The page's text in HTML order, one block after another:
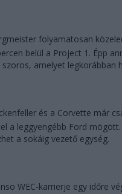
folyamatosan
belül a Project 1. Épp
amelyet legkorábban
és a Corvette már
a leggyengébb Ford
a sokáig vezető egység.
WEC-karrierje egy időre